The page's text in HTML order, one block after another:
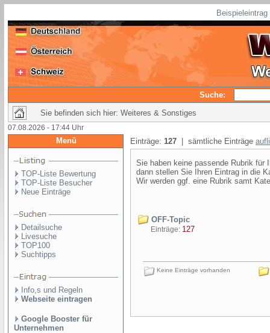
Suche:
Sie befinden sich hier: Weiteres & Sonstiges
07.08.2026 - 17:44 Uhr
Menü
TOP-Liste Bewertung
TOP-Liste Besucher
Neue Einträge
Detailsuche
Livesuche
TOP100
Suchtipps
Info,s und Regeln
Webseite eintragen
Google Booster für
Unternehmen
Einträge: 127 | sämtliche Einträge
Sie haben keine passende Rubrik für
dann stellen Sie Ihren Eintrag in die
Wir werden ggf. eine Rubrik samt
OFF-Topic
Einträge: 127
Keine Einträge vorhanden